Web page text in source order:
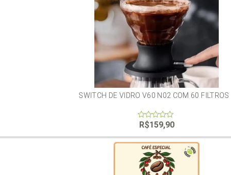
SWITCH DE VIDRO V60 N02 COM 60 FILTROS
0
out
of
5
R$159,90